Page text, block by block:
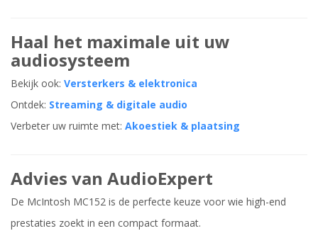
Haal het maximale uit uw
audiosysteem
Bekijk ook: Versterkers & elektronica
Ontdek: Streaming & digitale audio
Verbeter uw ruimte met: Akoestiek & plaatsing
Advies van AudioExpert
De McIntosh MC152 is de perfecte keuze voor wie high-end
prestaties zoekt in een compact formaat.